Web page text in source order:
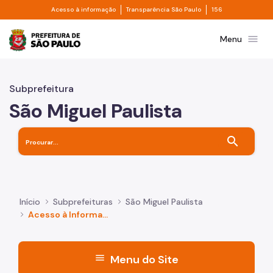
Pular para o Conteúdo principal
Acesso à informação Divisor de acesso à informação
Transparência São Paulo Divisor de
156
Prefeitura de São PauloMenu menu
Subprefeitura
São Miguel Paulista
search
Início Subprefeituras
São Miguel Paulista
Acesso à Informação
menu Menu do Site